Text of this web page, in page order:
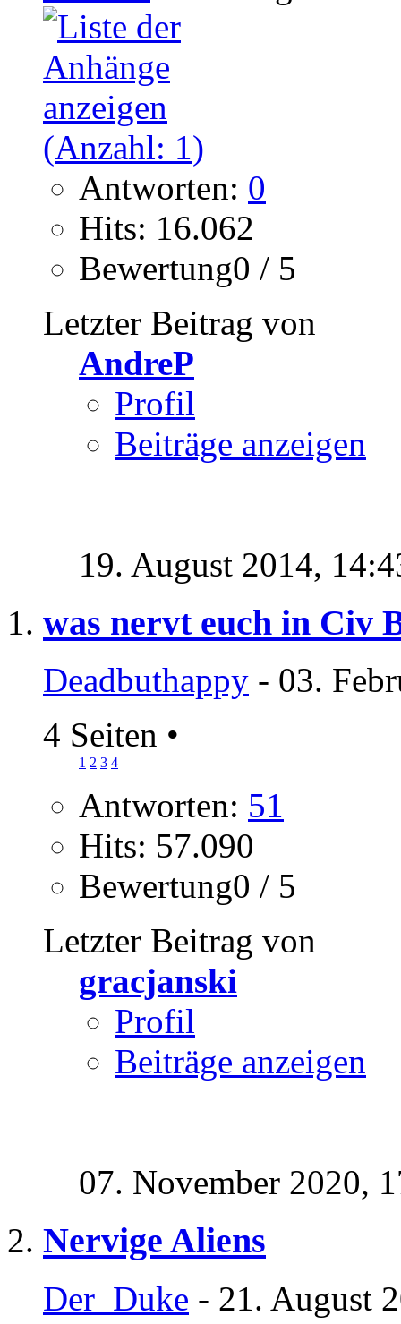
Antworten: 0
Hits: 16.062
Bewertung0 / 5
Letzter Beitrag von
AndreP
Profil
Beiträge anzeigen
19. August 2014,
was nervt euch in Civ
Deadbuthappy - 03.
4 Seiten •
1 2 3 4
Antworten: 51
Hits: 57.090
Bewertung0 / 5
Letzter Beitrag von
gracjanski
Profil
Beiträge anzeigen
07. November 2020,
Nervige Aliens
Der_Duke - 21. August